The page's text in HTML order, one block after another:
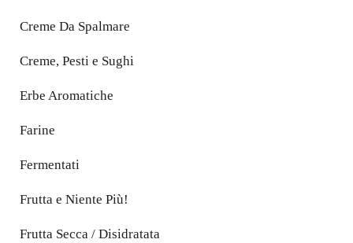
Creme Da Spalmare
Creme, Pesti e Sughi
Erbe Aromatiche
Farine
Fermentati
Frutta e Niente Più!
Frutta Secca / Disidratata